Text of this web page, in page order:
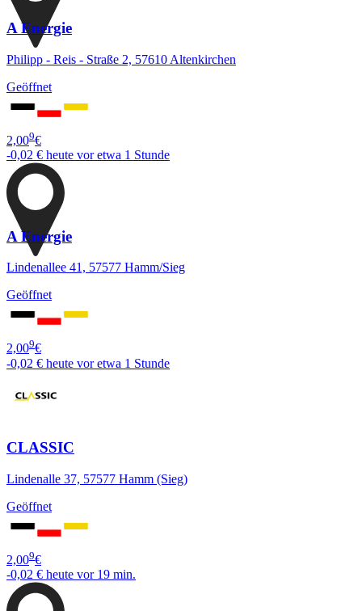
A Energie
Philipp - Reis - Straße 2, 57610 Altenkirchen
Geöffnet
2,009€
-0,02 € heute vor etwa 1 Stunde
A Energie
Lindenallee 41, 57577 Hamm/Sieg
Geöffnet
2,009€
-0,02 € heute vor etwa 1 Stunde
CLASSIC
Lindenalle 37, 57577 Hamm (Sieg)
Geöffnet
2,009€
-0,02 € heute vor 19 min.